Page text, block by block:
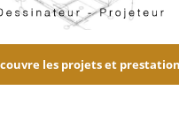
les projets et